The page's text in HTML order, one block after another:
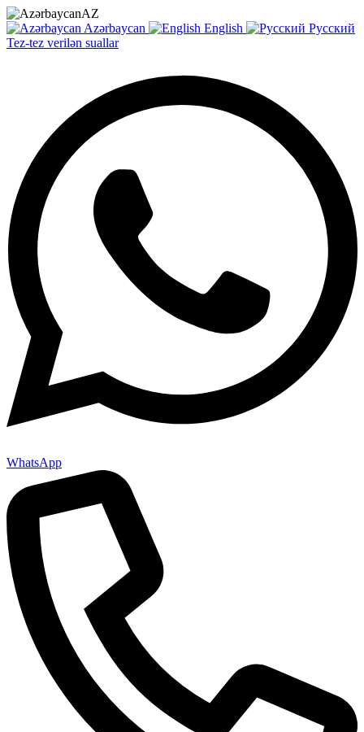
AZ
Azərbaycan
English
Русский
Tez-tez verilən suallar
WhatsApp